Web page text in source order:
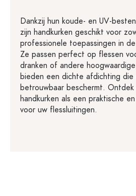
Dankzij hun koude- en UV-
zijn handkurken geschikt voor
professionele toepassingen in
Ze passen perfect op flessen
dranken of andere
bieden een dichte afdichting die
betrouwbaar beschermt.
handkurken als een praktische
voor uw flessluitingen.